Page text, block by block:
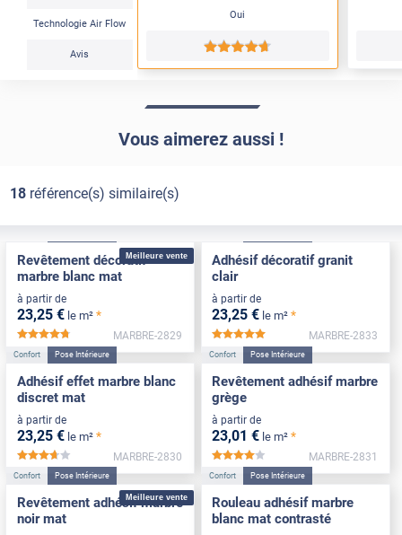
Technologie Air Flow
Avis
Oui
*****
Vous aimerez aussi !
18référence(s) similaire(s)
Meilleure vente
Revêtement décoratif
marbre blanc mat
à partir de
23,25 € le m² *
*****
MARBRE-2829
Adhésif décoratif granit
clair
à partir de
23,25 € le m² *
MARBRE-2833
Confort Pose Intérieure
Adhésif effet marbre blanc
discret mat
à partir de
23,25 € le m² *
*****
MARBRE-2830
Confort Pose Intérieure
Revêtement adhésif marbre
grège
à partir de
23,01 € le m² *
*****
MARBRE-2831
Meilleure vente
Confort Pose Intérieure
Revêtement adhésif marbre
noir mat
Confort Pose Intérieure
Rouleau adhésif marbre
blanc mat contrasté